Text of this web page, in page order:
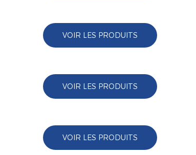
VOIR LES PRODUITS
VOIR LES PRODUITS
VOIR LES PRODUITS